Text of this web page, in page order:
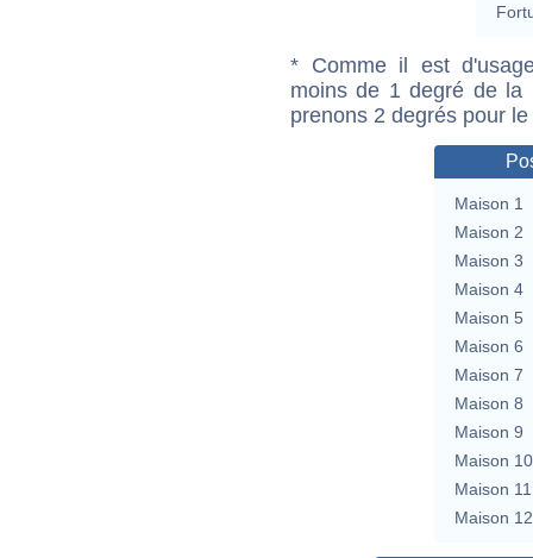
* Comme il est
moins de 1 degré de la
prenons 2 degrés pour
Maison 1
Maison 2
Maison 3
Maison 4
Maison 5
Maison 6
Maison 7
Maison 8
Maison 9
Maison 10
Maison 11
Maison 12